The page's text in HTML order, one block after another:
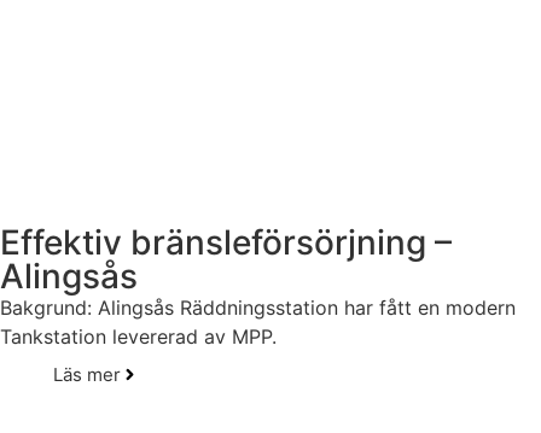
Effektiv bränsleförsörjning –
Alingsås
Bakgrund: Alingsås Räddningsstation har fått en modern
Tankstation levererad av MPP.
Läs mer